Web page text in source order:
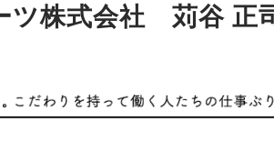
ツ株式会社 苅谷 正